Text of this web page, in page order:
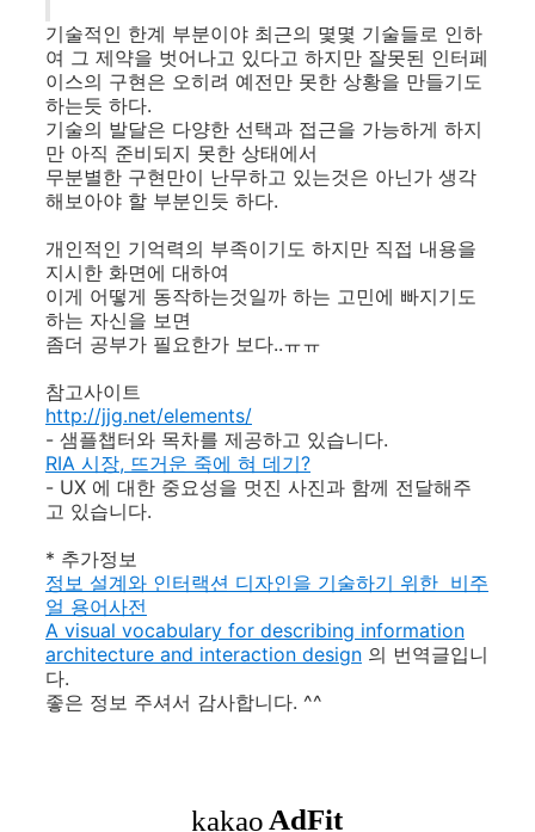
기술적인 한계 부분이야 최근의 몇몇 기술들로 인하
여 그 제약을 벗어나고 있다고 하지만 잘못된 인터페
이스의 구현은 오히려 예전만 못한 상황을 만들기도
하는듯 하다.
기술의 발달은 다양한 선택과 접근을 가능하게 하지
만 아직 준비되지 못한 상태에서
무분별한 구현만이 난무하고 있는것은 아닌가 생각
해보아야 할 부분인듯 하다.
개인적인 기억력의 부족이기도 하지만 직접 내용을
지시한 화면에 대하여
이게 어떻게 동작하는것일까 하는 고민에 빠지기도
하는 자신을 보면
좀더 공부가 필요한가 보다..ㅠㅠ
참고사이트
http://jjg.net/elements/
- 샘플챕터와 목차를 제공하고 있습니다.
RIA 시장, 뜨거운 죽에 혀 데기?
- UX 에 대한 중요성을 멋진 사진과 함께 전달해주
고 있습니다.
* 추가정보
정보 설계와 인터랙션 디자인을 기술하기 위한 비주
얼 용어사전
A visual vocabulary for describing information
architecture and interaction design 의 번역글입니
다.
좋은 정보 주셔서 감사합니다. ^^